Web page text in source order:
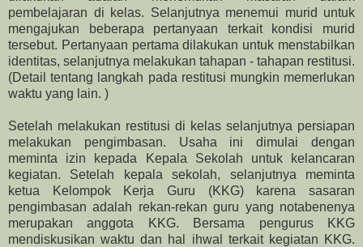
pembelajaran di kelas. Selanjutnya menemui murid untuk
mengajukan beberapa pertanyaan terkait kondisi murid
tersebut. Pertanyaan pertama dilakukan untuk menstabilkan
identitas, selanjutnya melakukan tahapan - tahapan restitusi.
(Detail tentang langkah pada restitusi mungkin memerlukan
waktu yang lain. )
Setelah melakukan restitusi di kelas selanjutnya persiapan
melakukan pengimbasan. Usaha ini dimulai dengan
meminta izin kepada Kepala Sekolah untuk kelancaran
kegiatan. Setelah kepala sekolah, selanjutnya meminta
ketua Kelompok Kerja Guru (KKG) karena sasaran
pengimbasan adalah rekan-rekan guru yang notabenenya
merupakan anggota KKG. Bersama pengurus KKG
mendiskusikan waktu dan hal ihwal terkait kegiatan KKG.